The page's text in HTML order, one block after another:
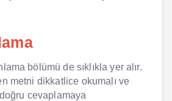
bölümü de sıklıkla yer alır.
metni dikkatlice okumalı ve
cevaplamaya